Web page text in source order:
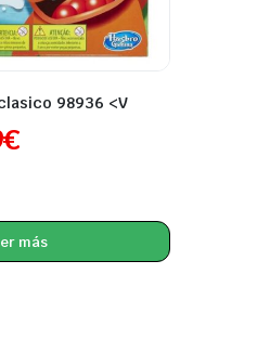
clasico 98936 <V
€
más